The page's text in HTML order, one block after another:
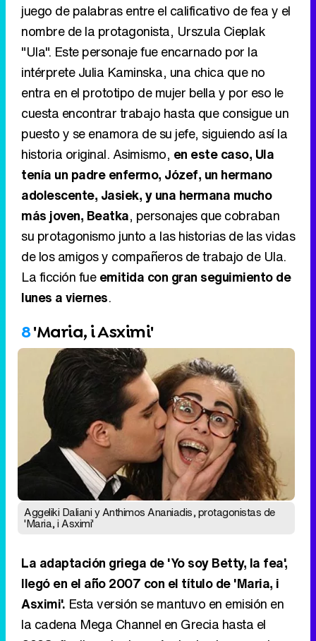
juego de palabras entre el calificativo de fea y el
nombre de la protagonista, Urszula Cieplak
"Ula". Este personaje fue encarnado por la
intérprete Julia Kaminska, una chica que no
entra en el prototipo de mujer bella y por eso le
cuesta encontrar trabajo hasta que consigue un
puesto y se enamora de su jefe, siguiendo así la
historia original. Asimismo, en este caso, Ula
tenía un padre enfermo, Józef, un hermano
adolescente, Jasiek, y una hermana mucho
más joven, Beatka, personajes que cobraban
su protagonismo junto a las historias de las vidas
de los amigos y compañeros de trabajo de Ula.
La ficción fueemitida con gran seguimiento de
lunes a viernes.
8'Maria, i Asximi'
Aggeliki Daliani y Anthimos Ananiadis, protagonistas de
'Maria, i Asximi'
La adaptación griega de 'Yo soy Betty, la fea',
llegó en el año 2007 con el título de 'Maria, i
Asximi'. Esta versión se mantuvo en emisión en
la cadena Mega Channel en Grecia hasta el